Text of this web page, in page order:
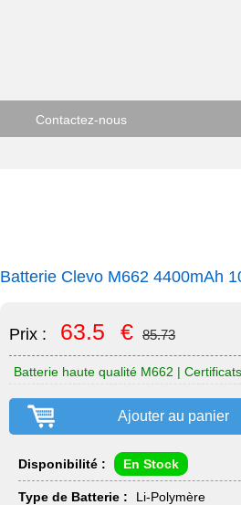
Batterie Clevo M662 4400mAh
Prix : 63.5 € 85.73
Batterie haute qualité M662 |
Ajouter au panier
Disponibilité : En Stock
Type de Batterie : Li-Polymère
Contactez-nous